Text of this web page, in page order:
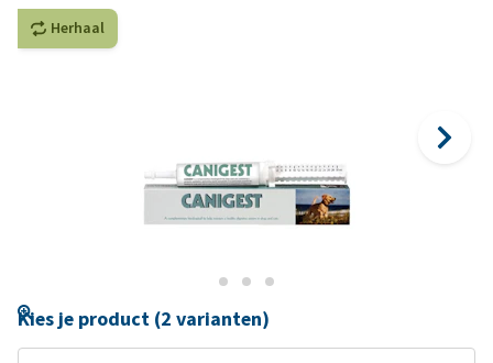
Herhaal
Kies je product (2 varianten)